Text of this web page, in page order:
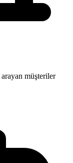
arayan müşteriler